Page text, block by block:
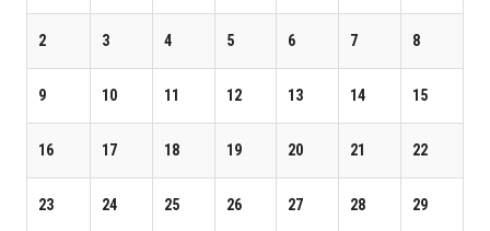
2 3 4 5 6 7 8
9 10 11 12 13 14 15
16 17 18 19 20 21 22
23 24 25 26 27 28 29